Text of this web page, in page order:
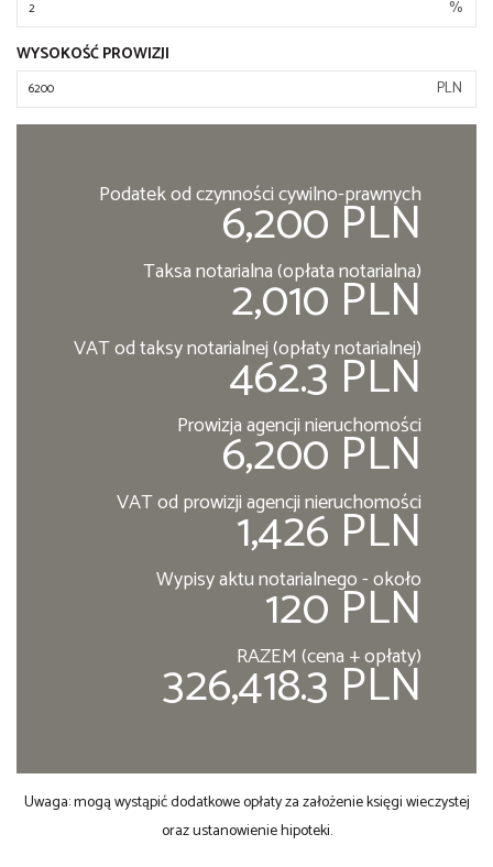
%
WYSOKOŚĆ PROWIZJI
PLN
Podatek od czynności cywilno-prawnych
6,200 PLN
Taksa notarialna (opłata notarialna)
2,010 PLN
VAT od taksy notarialnej (opłaty notarialnej)
462.3 PLN
Prowizja agencji nieruchomości
6,200 PLN
VAT od prowizji agencji nieruchomości
1,426 PLN
Wypisy aktu notarialnego - około
120 PLN
RAZEM (cena + opłaty)
326,418.3 PLN
Uwaga: mogą wystąpić dodatkowe opłaty za założenie księgi wieczystej
oraz ustanowienie hipoteki.